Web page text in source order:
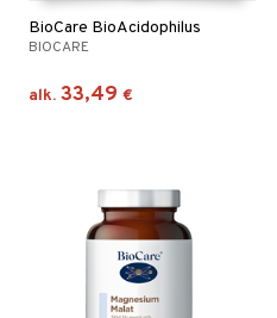
BioCare BioAcidophilus
BIOCARE
alk. 33,49 €